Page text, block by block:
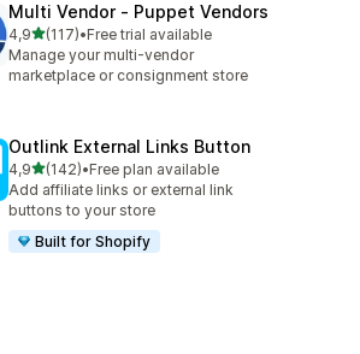
Multi Vendor ‑ Puppet Vendors
4,9av 5 stjerner
(117)
Totalt 117 omtaler
•Free trial available
Manage your multi-vendor
marketplace or consignment store
Outlink External Links Button
4,9av 5 stjerner
(142)
Totalt 142 omtaler
•Free plan available
Add affiliate links or external link
buttons to your store
Built for Shopify